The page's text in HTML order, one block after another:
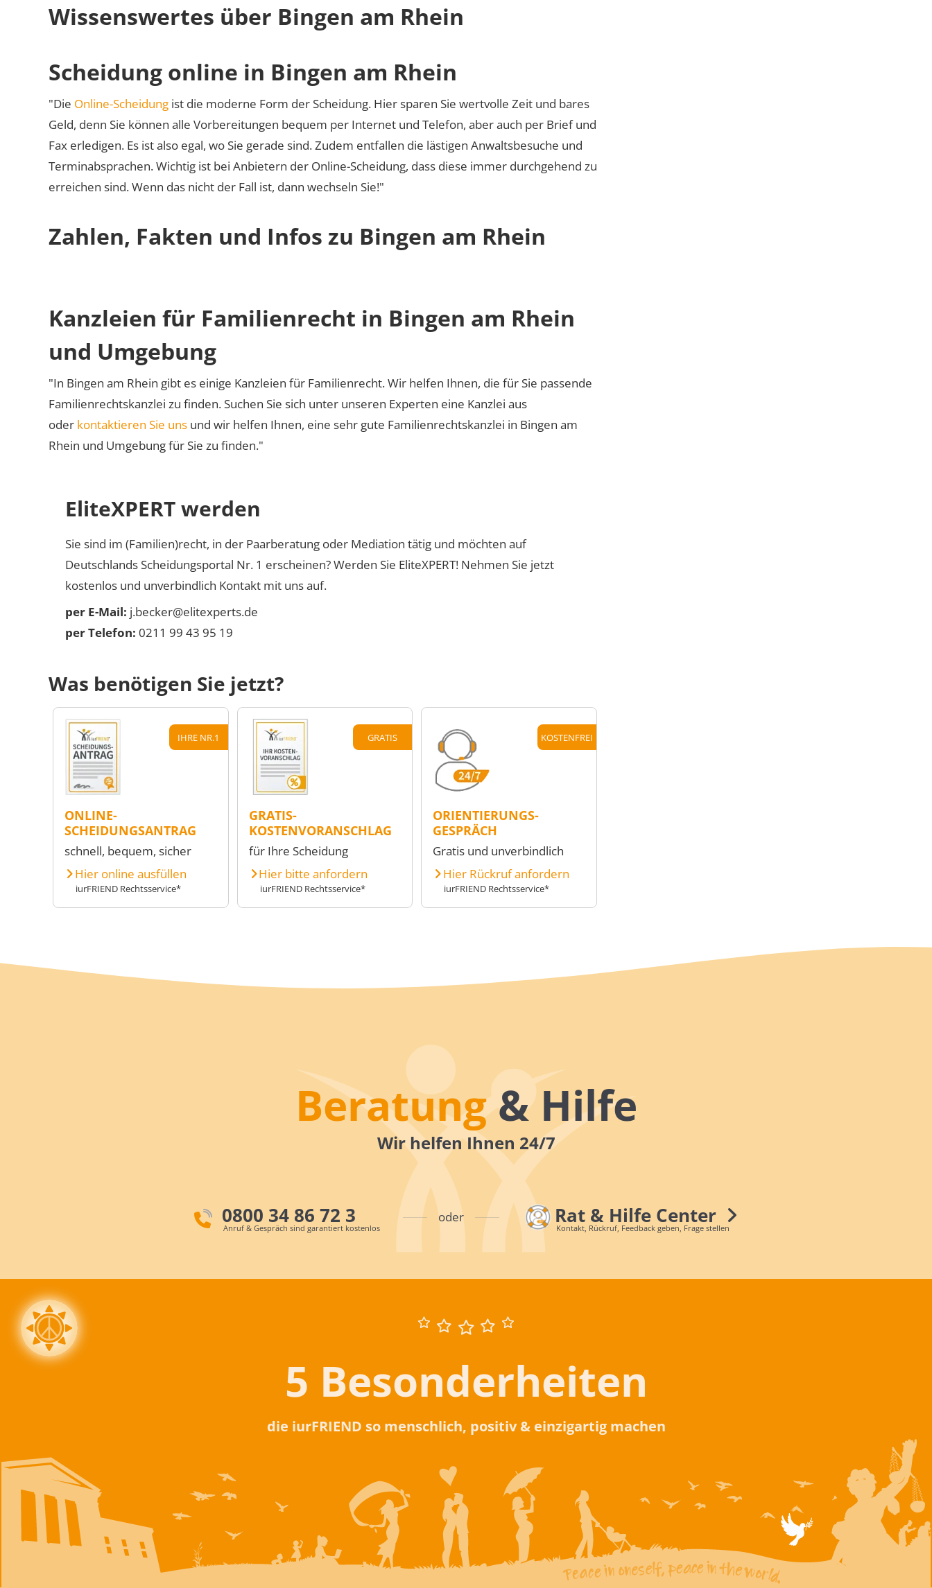
Wissenswertes über Bingen am Rhein
Scheidung online in Bingen am Rhein
"Die Online-Scheidung ist die moderne Form der Scheidung. Hier sparen Sie wertvolle Zeit und bares
Geld, denn Sie können alle Vorbereitungen bequem per Internet und Telefon, aber auch per Brief und
Fax erledigen. Es ist also egal, wo Sie gerade sind. Zudem entfallen die lästigen Anwaltsbesuche und
Terminabsprachen. Wichtig ist bei Anbietern der Online-Scheidung, dass diese immer durchgehend zu
erreichen sind. Wenn das nicht der Fall ist, dann wechseln Sie!"
Zahlen, Fakten und Infos zu Bingen am Rhein
Kanzleien für Familienrecht in Bingen am Rhein
und Umgebung
"In Bingen am Rhein gibt es einige Kanzleien für Familienrecht. Wir helfen Ihnen, die für Sie passende
Familienrechtskanzlei zu finden. Suchen Sie sich unter unseren Experten eine Kanzlei aus
oder kontaktieren Sie uns und wir helfen Ihnen, eine sehr gute Familienrechtskanzlei in Bingen am
Rhein und Umgebung für Sie zu finden."
EliteXPERT werden
Sie sind im (Familien)recht, in der Paarberatung oder Mediation tätig und möchten auf
Deutschlands Scheidungsportal Nr. 1 erscheinen? Werden Sie EliteXPERT! Nehmen Sie jetzt
kostenlos und unverbindlich Kontakt mit uns auf.
per E-Mail: j.becker@elitexperts.de
per Telefon: 0211 99 43 95 19
Was benötigen Sie jetzt?
IHRE NR.1
ONLINE-
SCHEIDUNGSANTRAG
schnell, bequem, sicher
Hier online ausfüllen
iurFRIEND Rechtsservice*
GRATIS
GRATIS-
KOSTENVORANSCHLAG
für Ihre Scheidung
Hier bitte anfordern
iurFRIEND Rechtsservice*
KOSTENFREI
ORIENTIERUNGS-
GESPRÄCH
Gratis und unverbindlich
Hier Rückruf anfordern
iurFRIEND Rechtsservice*
Beratung& Hilfe
Wir helfen Ihnen 24/7
0800 34 86 72 3
Anruf & Gespräch sind garantiert kostenlos
oder Rat & Hilfe Center
Kontakt, Rückruf, Feedback geben, Frage stellen
5 Besonderheiten
die iurFRIEND so menschlich, positiv & einzigartig machen